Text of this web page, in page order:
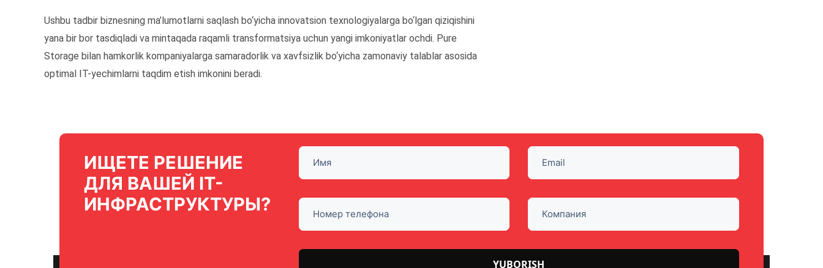
Ushbu tadbir biznesning ma’lumotlarni saqlash bo‘yicha innovatsion texnologiyalarga bo‘lgan qiziqishini
yana bir bor tasdiqladi va mintaqada raqamli transformatsiya uchun yangi imkoniyatlar ochdi. Pure
Storage bilan hamkorlik kompaniyalarga samaradorlik va xavfsizlik bo‘yicha zamonaviy talablar asosida
optimal IT-yechimlarni taqdim etish imkonini beradi.
ИЩЕТЕ РЕШЕНИЕ
ДЛЯ ВАШЕЙ IT-
ИНФРАСТРУКТУРЫ?